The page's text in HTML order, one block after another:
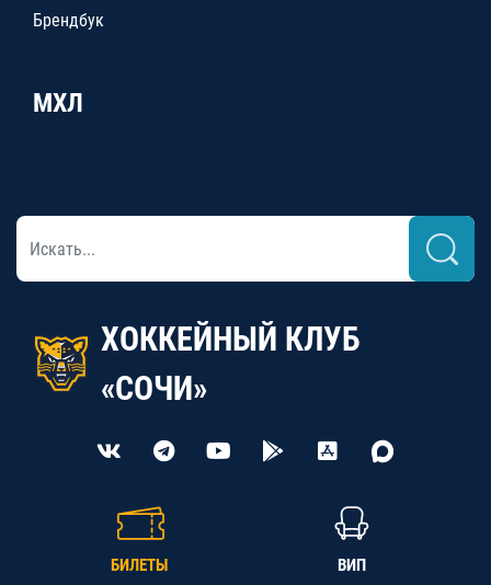
Брендбук
МХЛ
ХОККЕЙНЫЙ КЛУБ
«СОЧИ»
БИЛЕТЫ ВИП